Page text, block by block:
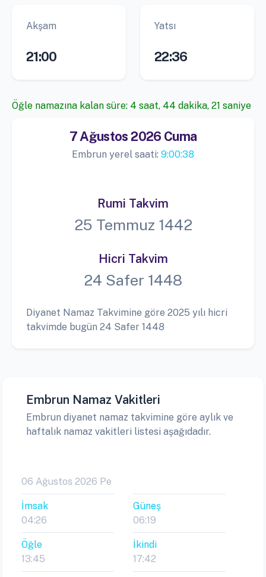
Akşam
21:00
Yatsı
22:36
Öğle namazına kalan süre: 4 saat, 44 dakika, 20 saniye
7 Ağustos 2026 Cuma
Embrun yerel saati: 9:00:39
Rumi Takvim
25 Temmuz 1442
Hicri Takvim
24 Safer 1448
Diyanet Namaz Takvimine göre 2025 yılı hicri
takvimde bugün 24 Safer 1448
Embrun Namaz Vakitleri
Embrun diyanet namaz takvimine göre aylık ve
haftalık namaz vakitleri listesi aşağıdadır.
06 Ağustos 2026 Pe
İmsak
04:26
Güneş
06:19
Öğle
13:45
İkindi
17:42